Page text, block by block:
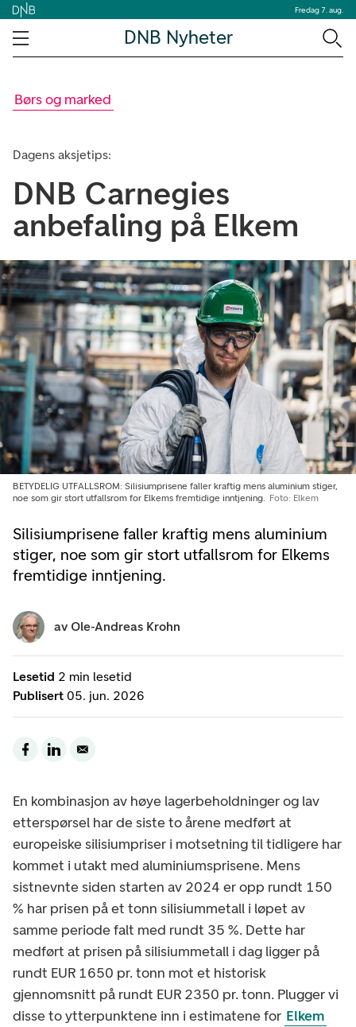
Fredag 7. aug.
DNB Nyheter
Børs og marked
Dagens aksjetips:
DNB Carnegies
anbefaling på Elkem
Silisiumprisene faller kraftig mens aluminium
stiger, noe som gir stort utfallsrom for Elkems
fremtidige inntjening.
BETYDELIG UTFALLSROM: Silisiumprisene faller kraftig mens aluminium stiger,
noe som gir stort utfallsrom for Elkems fremtidige inntjening.
Foto: Elkem
Lesetid 2 min lesetid
Publisert 05. jun. 2026
av Ole-Andreas Krohn
En kombinasjon av høye lagerbeholdninger og lav
etterspørsel har de siste to årene medført at
europeiske silisiumpriser i motsetning til tidligere har
kommet i utakt med aluminiumsprisene. Mens
sistnevnte siden starten av 2024 er opp rundt 150
% har prisen på et tonn silisiummetall i løpet av
samme periode falt med rundt 35 %. Dette har
medført at prisen på silisiummetall i dag ligger på
rundt EUR 1650 pr. tonn mot et historisk
gjennomsnitt på rundt EUR 2350 pr. tonn. Plugger vi
disse to ytterpunktene inn i estimatene for Elkem